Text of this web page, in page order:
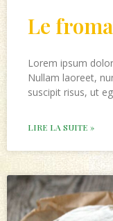
Le
Lorem ipsum
Nullam laoreet,
suscipit risus, ut
LIRE LA SUITE »